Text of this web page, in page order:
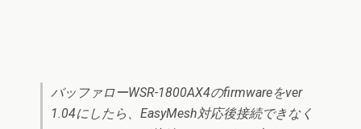
バッファローWSR-1800AX4のfirmwareをver
1.04にしたら、EasyMesh対応後接続できなく